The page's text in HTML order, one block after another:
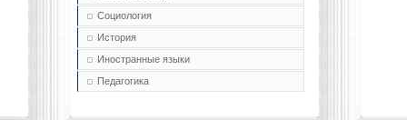
Социология
История
Иностранные языки
Педагогика